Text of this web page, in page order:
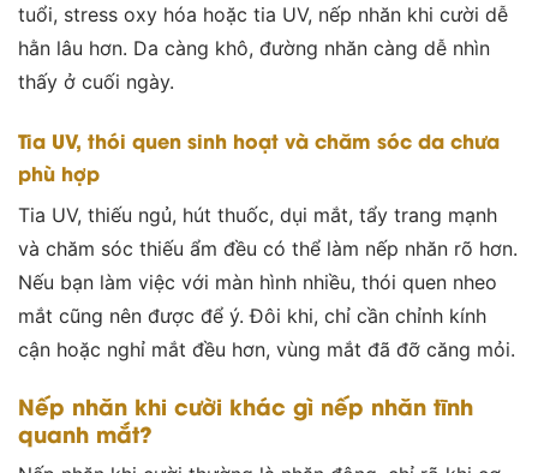
tuổi, stress oxy hóa hoặc tia UV, nếp nhăn khi cười dễ
hằn lâu hơn. Da càng khô, đường nhăn càng dễ nhìn
thấy ở cuối ngày.
Tia UV, thói quen sinh hoạt và chăm sóc da chưa
phù hợp
Tia UV, thiếu ngủ, hút thuốc, dụi mắt, tẩy trang mạnh
và chăm sóc thiếu ẩm đều có thể làm nếp nhăn rõ hơn.
Nếu bạn làm việc với màn hình nhiều, thói quen nheo
mắt cũng nên được để ý. Đôi khi, chỉ cần chỉnh kính
cận hoặc nghỉ mắt đều hơn, vùng mắt đã đỡ căng mỏi.
Nếp nhăn khi cười khác gì nếp nhăn tĩnh
quanh mắt?